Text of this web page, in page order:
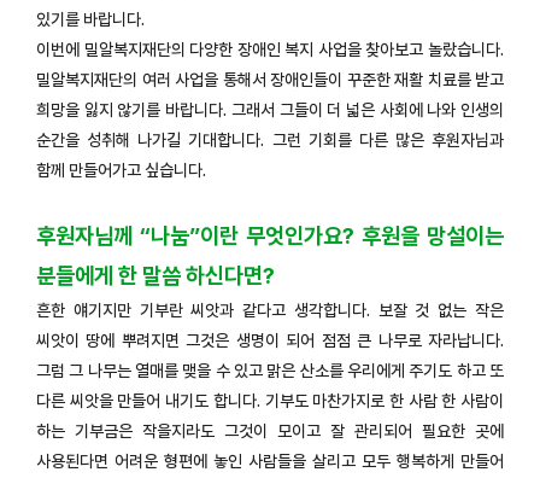
있기를 바랍니다.
이번에 밀알복지재단의 다양한 장애인 복지 사업을 찾아보고 놀랐습니다.
밀알복지재단의 여러 사업을 통해서 장애인들이 꾸준한 재활 치료를 받고
희망을 잃지 않기를 바랍니다. 그래서 그들이 더 넓은 사회에 나와 인생의
순간을 성취해 나가길 기대합니다. 그런 기회를 다른 많은 후원자님과
함께 만들어가고 싶습니다.
후원자님께 “나눔”이란 무엇인가요? 후원을 망설이는
분들에게 한 말씀 하신다면?
흔한 얘기지만 기부란 씨앗과 같다고 생각합니다. 보잘 것 없는 작은
씨앗이 땅에 뿌려지면 그것은 생명이 되어 점점 큰 나무로 자라납니다.
그럼 그 나무는 열매를 맺을 수 있고 맑은 산소를 우리에게 주기도 하고 또
다른 씨앗을 만들어 내기도 합니다. 기부도 마찬가지로 한 사람 한 사람이
하는 기부금은 작을지라도 그것이 모이고 잘 관리되어 필요한 곳에
사용된다면 어려운 형편에 놓인 사람들을 살리고 모두 행복하게 만들어